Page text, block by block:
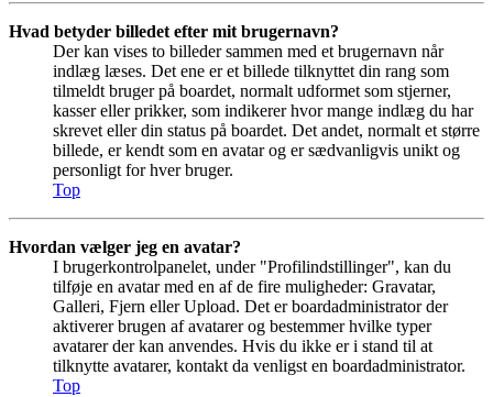
Hvad betyder billedet efter mit brugernavn?
Der kan vises to billeder sammen med et brugernavn når
indlæg læses. Det ene er et billede tilknyttet din rang som
tilmeldt bruger på boardet, normalt udformet som stjerner,
kasser eller prikker, som indikerer hvor mange indlæg du har
skrevet eller din status på boardet. Det andet, normalt et større
billede, er kendt som en avatar og er sædvanligvis unikt og
personligt for hver bruger.
Top
Hvordan vælger jeg en avatar?
I brugerkontrolpanelet, under "Profilindstillinger", kan du
tilføje en avatar med en af de fire muligheder: Gravatar,
Galleri, Fjern eller Upload. Det er boardadministrator der
aktiverer brugen af avatarer og bestemmer hvilke typer
avatarer der kan anvendes. Hvis du ikke er i stand til at
tilknytte avatarer, kontakt da venligst en boardadministrator.
Top